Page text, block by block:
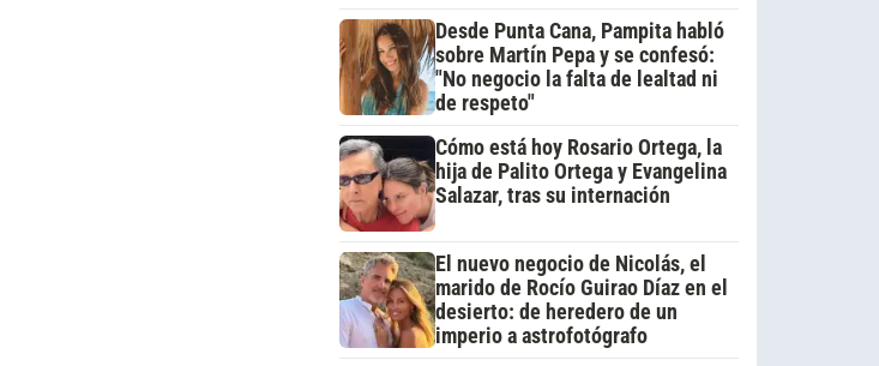
Desde Punta Cana, Pampita habló
sobre Martín Pepa y se confesó:
"No negocio la falta de lealtad ni
de respeto"
Cómo está hoy Rosario Ortega, la
hija de Palito Ortega y Evangelina
Salazar, tras su internación
El nuevo negocio de Nicolás, el
marido de Rocío Guirao Díaz en el
desierto: de heredero de un
imperio a astrofotógrafo